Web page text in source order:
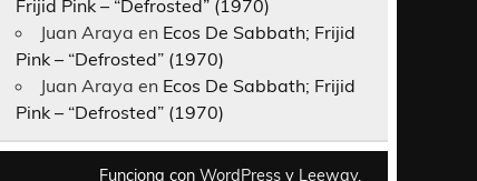
Frijid Pink – “Defrosted” (1970)
Juan Araya en Ecos De Sabbath; Frijid
Pink – “Defrosted” (1970)
Juan Araya en Ecos De Sabbath; Frijid
Pink – “Defrosted” (1970)
Funciona con WordPress y Leeway.